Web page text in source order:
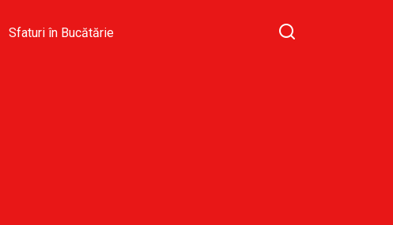
Sfaturi în Bucătărie